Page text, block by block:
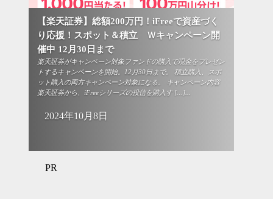
【楽天証券】総額200万円！iFreeで資産づく
り応援！スポット＆積立 Ｗキャンペーン開
催中 12月30日まで
楽天証券がキャンペーン対象ファンドの購入で現金をプレゼン
トするキャンペーンを開始。12月30日まで。 積立購入、スポ
ット購入の両方キャンペーン対象になる。 キャンペーン内容
楽天証券から、iFreeシリーズの投信を購入す […]...
2024年10月8日
PR